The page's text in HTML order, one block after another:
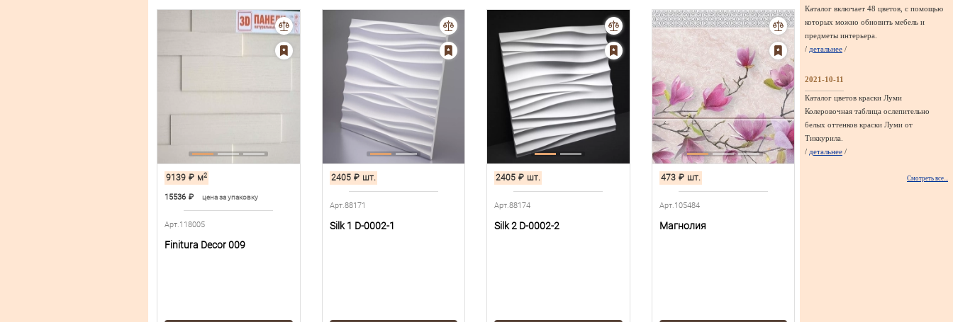
9139 ₽ м2
15536 ₽ цена за упаковку
Арт.118005
Finitura Decor 009
2405 ₽ шт.
Арт.88171
Silk 1 D-0002-1
2405 ₽ шт.
Арт.88174
Silk 2 D-0002-2
473 ₽ шт.
Арт.105484
Магнолия
Каталог включает 48 цветов, с помощью
которых можно обновить мебель и
предметы интерьера.
/ детальнее /
2021-10-11
Каталог цветов краски Луми
Колеровочная таблица ослепительно
белых оттенков краски Луми от
Тиккурила.
/ детальнее /
Смотреть все...